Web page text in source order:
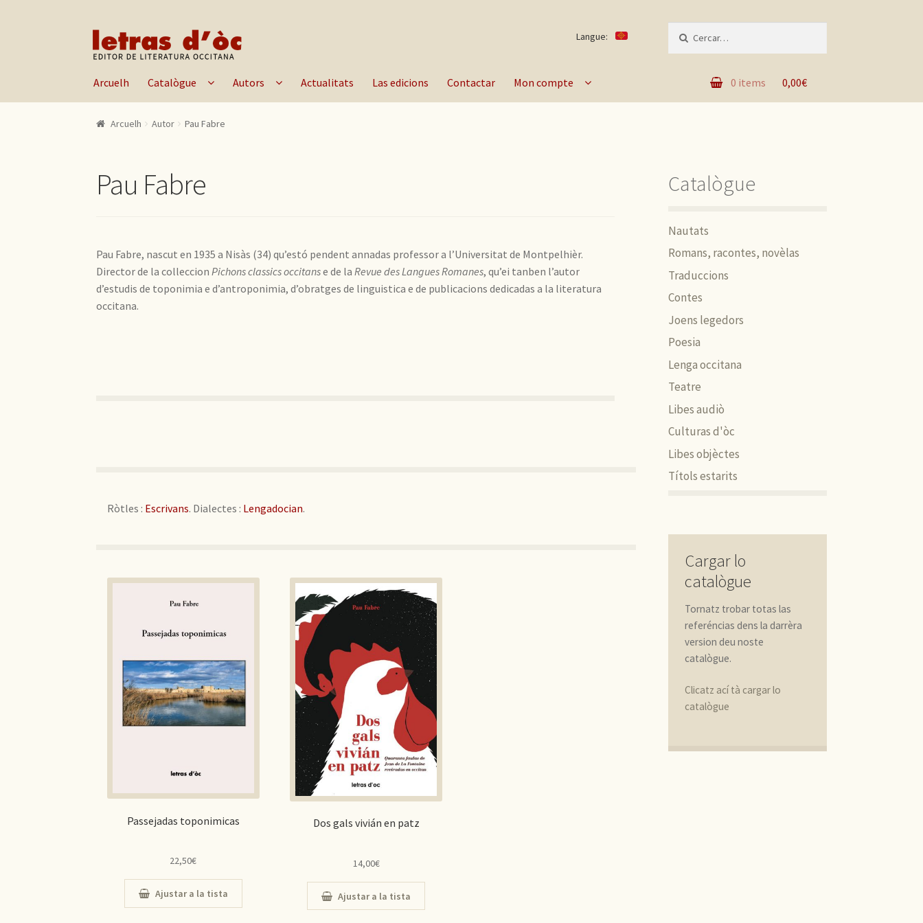
Skip to navigation
Skip to content Langue:
Arcuelh Catalògue Autors Actualitats Las edicions Contactar Mon compte 0,00€
0 items
Arcuelh Autor Pau Fabre
Pau Fabre
Pau Fabre, nascut en 1935 a Nisàs (34) qu’estó pendent annadas professor a l’Universitat de Montpelhièr.
Director de la colleccionPichons classics occitanse de laRevue des Langues Romanes, qu’ei tanben l’autor
d’estudis de toponimia e d’antroponimia, d’obratges de linguistica e de publicacions dedicadas a la literatura
occitana.
Ròtles : Escrivans. Dialectes : Lengadocian.
Passejadas toponimicas
22,50€
Ajustar a la tista
Dos gals vivián en patz
14,00€
Ajustar a la tista
Catalògue
Nautats
Romans, racontes, novèlas
Traduccions
Contes
Joens legedors
Poesia
Lenga occitana
Teatre
Libes audiò
Culturas d'òc
Libes objèctes
Títols estarits
Cargar lo
catalògue
Tornatz trobar totas las
referéncias dens la darrèra
version deu noste
catalògue.
Clicatz ací tà cargar lo
catalògue